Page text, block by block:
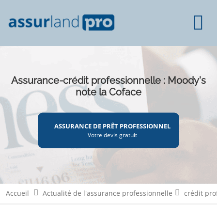
Assurance-crédit professionnelle : Moody's
note la Coface
ASSURANCE DE PRÊT PROFESSIONNEL
Votre devis gratuit
Accueil Actualité de l'assurance professionnelle crédit